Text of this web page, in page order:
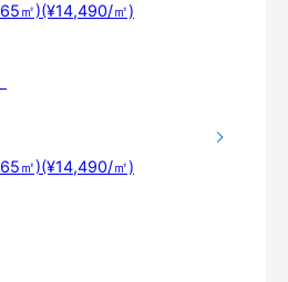
㎡)(¥14,490/㎡)
㎡)(¥14,490/㎡)